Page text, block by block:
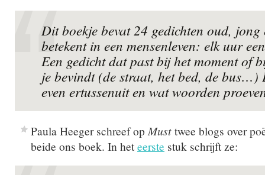
Dit boekje bevat 24 gedichten oud,
betekent in een mensenleven: elk uur
Een gedicht dat past bij het moment of
je bevindt (de straat, het bed, de bus…)
even ertussenuit en wat woorden
Paula Heeger schreef op Musttwee blogs over
beide ons boek. In heteerste stuk schrijft ze: